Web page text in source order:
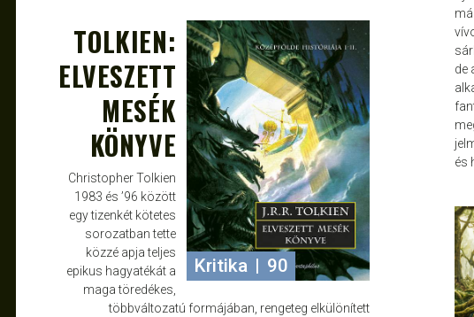
de
és
DELKA
SZEPT 22, 2011
Kritika | 90
TOLKIEN:
ELVESZETT
MESÉK
KÖNYVE
Christopher Tolkien
1983 és ’96 között
egy tizenkét kötetes
sorozatban tette
közzé apja teljes
epikus hagyatékát a
maga töredékes,
többváltozatú formájában, rengeteg elkülönített